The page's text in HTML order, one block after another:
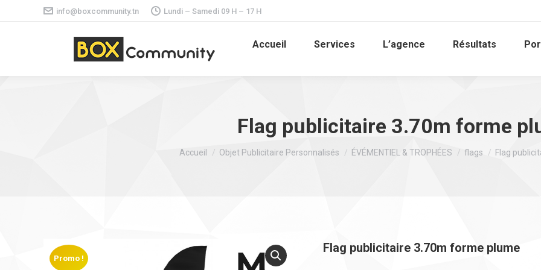
info@boxcommunity.tn Lundi – Samedi 09 H – 17 H
Accueil Services L’agence Résultats
Flag publicitaire 3.70m forme
Vous êtes ici :
Accueil Objet Publicitaire Personnalisés ÉVÉMENTIEL & TROPHÉES flags Flag
Promo !
Flag publicitaire 3.70m forme plume